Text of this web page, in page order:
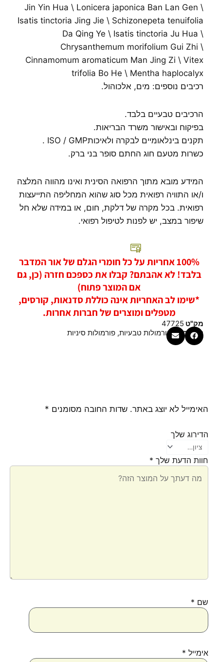
Jin Yin Hua \ Lonicera japonica Ban Lan Gen \
Isatis tinctoria Jing Jie \ Schizonepeta tenuifolia
Da Qing Ye \ Isatis tinctoria Ju Hua \
Chrysanthemum morifolium Gui Zhi \
Cinnamomum aromaticum Man Jing Zi \ Vitex
trifolia Bo He \ Mentha haplocalyx
רכיבים נוספים: מים, אלכוהול.
הרכיבים טבעיים בלבד.
בפיקוח ובאישור משרד הבריאות.
תקנים בינלאומיים לבקרה ולאיכותISO / GMP .
כשרות מטעם חוג החתם סופר בני ברק.
המידע מובא מתוך הרפואה הסינית ואינו מהווה המלצה
ו/או התוויה רפואית מכל סוג שהוא המחליפה התייעצות
רפואית. בכל מקרה של דלקת, חום, או במידה שלא חל
שיפור במצב, יש לפנות לטיפול רפואי.
100% אחריות על כל חומרי הגלם של אור המדבר
בלבד! לא אהבתם? קבלו את כספכם חזרה (כן, גם
אם המוצר פתוח)
*שימו לב האחריות אינה כוללת סדנאות, קורסים,
מטפלים ומוצרים של חברות אחרות.
מק"ט 47725
קטגוריות פורמולות טבעיות, פורמולות סיניות
האימייל לא יוצג באתר. שדות החובה מסומנים *
הדירוג שלך
חוות הדעת שלך *
שם *
אימייל *